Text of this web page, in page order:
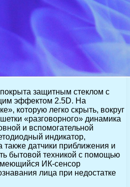
защитным стеклом с
эффектом 2.5D. На
которую легко скрыть, вокруг
«разговорного» динамика
и вспомогательной
индикатор,
датчики приближения и
бытовой техникой с помощью
ИК-сенсор
лица при недостатке